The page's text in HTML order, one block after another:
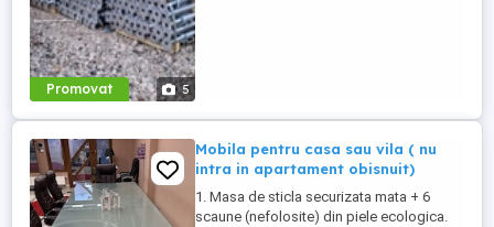
Promovat 5
Mobila pentru casa sau vila ( nu
intra in apartament obisnuit)
1. Masa de sticla securizata mata + 6
scaune (nefolosite) din piele ecologica.